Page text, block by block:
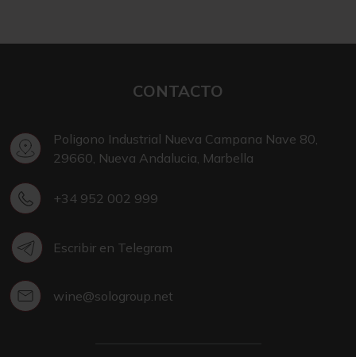
CONTACTO
Poligono Industrial Nueva Campana Nave 80,
29660, Nueva Andalucia, Marbella
+34 952 002 999
Escribir en Telegram
wine@sologroup.net